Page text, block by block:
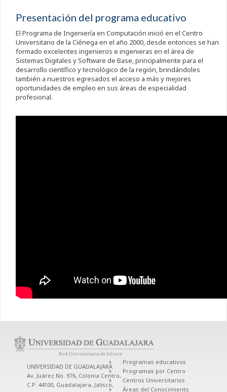
Presentación del programa educativo
El Programa de Ingeniería en Computación inició en el Centro
Universitario de la Ciénega en el año 2000, desde entonces se han
formado excelentes ingenieros e ingenieras en el área de
Sistemas Digitales y Software de Base, principalmente para el
desarrollo científico y tecnológico de la región, brindándoles
también a nuestros egresados el acceso a más y mejores
oportunidades de empleo en sus áreas de especialidad
profesional.
UNIVERSIDAD DE GUADALAJARA
Av. Juárez No. 976, Colonia Centro,
C.P. 44100, Guadalajara, Jalisco,
Programas educativos
Programas por Centro
Centros Universitarios
Áreas del Conocimiento